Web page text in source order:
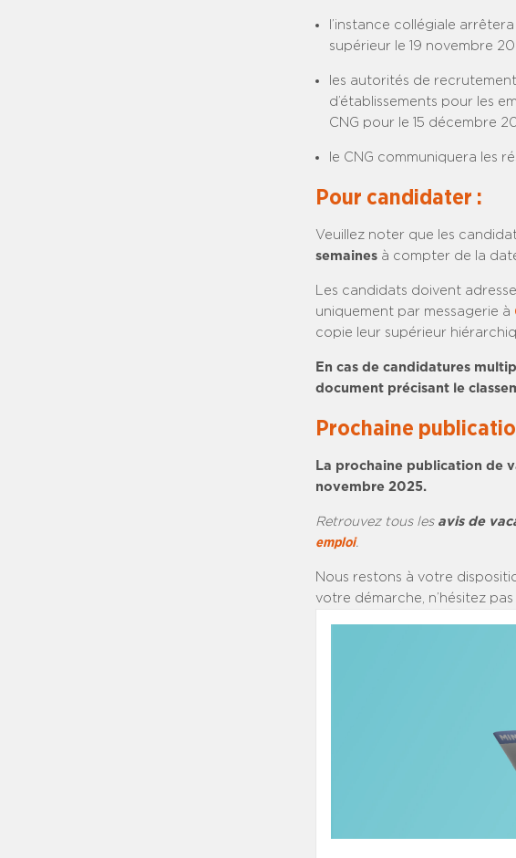
l’instance collégiale
supérieur le 19 novembre
les autorités de
d’établissements pour les
CNG pour le 15 décembre
le CNG communiquera les
Pour candidater :
Veuillez noter que les
semaines à compter de la
Les candidats doivent
uniquement par messagerie à
copie leur supérieur
En cas de candidatures
document précisant le
Prochaine
La prochaine publication de
novembre 2025.
Retrouvez tous les avis de
emploi.
Nous restons à votre
votre démarche, n’hésitez pas